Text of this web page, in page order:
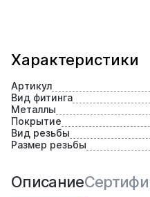
Характеристики
Артикул
Вид фитинга
Металлы
Покрытие
Вид резьбы
Размер резьбы
Описание